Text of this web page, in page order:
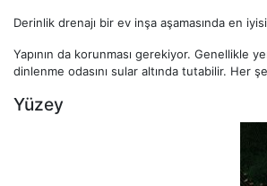
Derinlik drenajı bir ev inşa aşamasında en
Yapının da korunması gerekiyor. Genellikle
dinlenme odasını sular altında tutabilir. Her
Yüzey